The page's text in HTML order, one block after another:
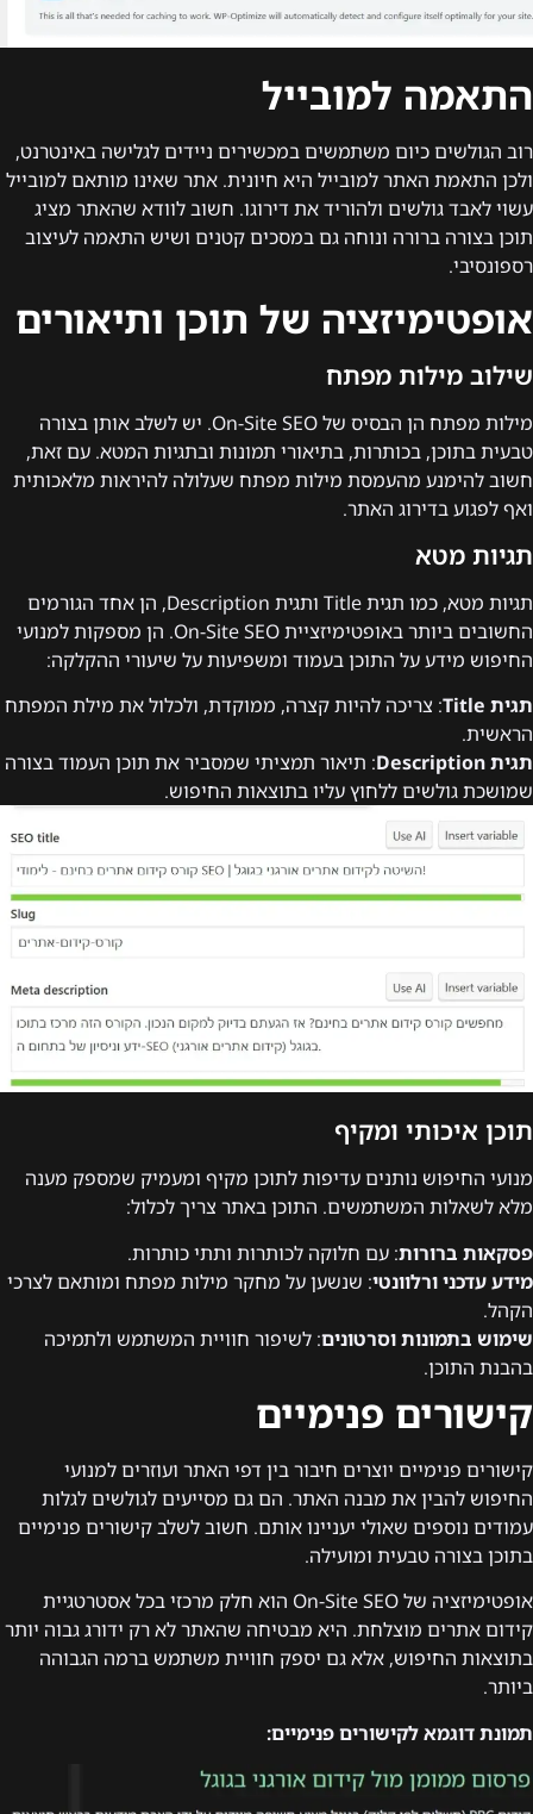
התאמה למובייל
רוב הגולשים כיום משתמשים במכשירים ניידים לגלישה באינטרנט,
ולכן התאמת האתר למובייל היא חיונית. אתר שאינו מותאם למובייל
עשוי לאבד גולשים ולהוריד את דירוגו. חשוב לוודא שהאתר מציג
תוכן בצורה ברורה ונוחה גם במסכים קטנים ושיש התאמה לעיצוב
רספונסיבי.
אופטימיזציה של תוכן ותיאורים
שילוב מילות מפתח
מילות מפתח הן הבסיס של On-Site SEO. יש לשלב אותן בצורה
טבעית בתוכן, בכותרות, בתיאורי תמונות ובתגיות המטא. עם זאת,
חשוב להימנע מהעמסת מילות מפתח שעלולה להיראות מלאכותית
ואף לפגוע בדירוג האתר.
תגיות מטא
תגיות מטא, כמו תגית Title ותגית Description, הן אחד הגורמים
החשובים ביותר באופטימיזציית On-Site SEO. הן מספקות למנועי
החיפוש מידע על התוכן בעמוד ומשפיעות על שיעורי ההקלקה:
תגית Title
: צריכה להיות קצרה, ממוקדת, ולכלול את מילת המפתח
הראשית.
תגית Description
: תיאור תמציתי שמסביר את תוכן העמוד בצורה
שמושכת גולשים ללחוץ עליו בתוצאות החיפוש.
תוכן איכותי ומקיף
מנועי החיפוש נותנים עדיפות לתוכן מקיף ומעמיק שמספק מענה
מלא לשאלות המשתמשים. התוכן באתר צריך לכלול:
פסקאות ברורות: עם חלוקה לכותרות ותתי כותרות.
מידע עדכני ורלוונטי: שנשען על מחקר מילות מפתח ומותאם לצרכי
הקהל.
שימוש בתמונות וסרטונים: לשיפור חוויית המשתמש ולתמיכה
בהבנת התוכן.
קישורים פנימיים
קישורים פנימיים יוצרים חיבור בין דפי האתר ועוזרים למנועי
החיפוש להבין את מבנה האתר. הם גם מסייעים לגולשים לגלות
עמודים נוספים שאולי יעניינו אותם. חשוב לשלב קישורים פנימיים
בתוכן בצורה טבעית ומועילה.
אופטימיזציה של On-Site SEO הוא חלק מרכזי בכל אסטרטגיית
קידום אתרים מוצלחת. היא מבטיחה שהאתר לא רק ידורג גבוה יותר
בתוצאות החיפוש, אלא גם יספק חוויית משתמש ברמה הגבוהה
ביותר.
תמונת דוגמא לקישורים פנימיים: